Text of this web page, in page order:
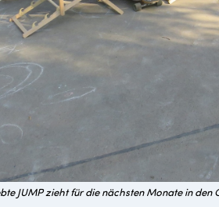
JUMP zieht für die nächsten Monate in